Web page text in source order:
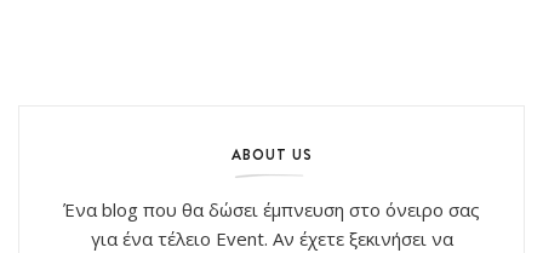
ABOUT US
Ένα blog που θα δώσει έμπνευση στο όνειρο σας
για ένα τέλειο Event. Αν έχετε ξεκινήσει να